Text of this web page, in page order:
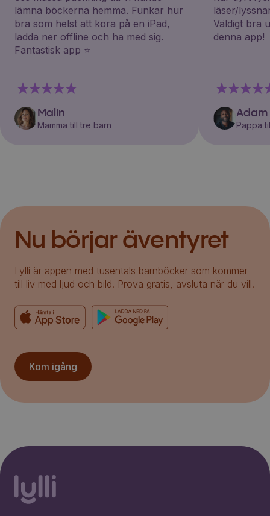
lämna böckerna hemma. Funkar hur
bra som helst att köra på en iPad,
ladda ner offline och ha med sig.
Fantastisk app ⭐️
Malin
Mamma till tre barn
läser/
Väldigt bra
denna app!
Adam
Pappa
Nu börjar äventyret
Lylli är appen med tusentals barnböcker som kommer
till liv med ljud och bild. Prova gratis, avsluta när du vill.
Kom igång